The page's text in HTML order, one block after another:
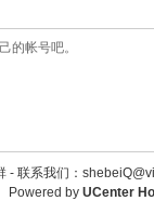
的帐号吧。
- 联系我们：
Powered by UCenter